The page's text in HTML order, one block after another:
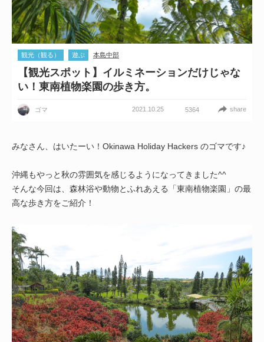
観光（観る） 遊ぶ 本島中部
【観光スポット】イルミネーションだけじゃな
い！東南植物楽園の歩き方。
ゴマ 2021.10.25 5364 share
みなさん、はいたーい！Okinawa Holiday Hackers のゴマです♪
沖縄もやっと秋の雰囲気を感じるようになってきました^^
そんな今回は、森林浴や動物とふれあえる「東南植物楽園」の最
高な歩き方をご紹介！